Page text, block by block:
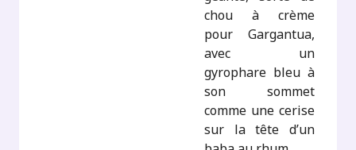
chou à crème
pour Gargantua,
avec un
gyrophare bleu à
son sommet
comme une cerise
sur la tête d’un